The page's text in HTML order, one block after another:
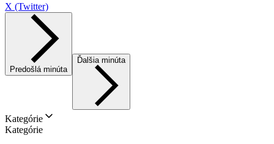
X (Twitter)
Predošlá minúta
Ďalšia minúta
Kategórie
Kategórie